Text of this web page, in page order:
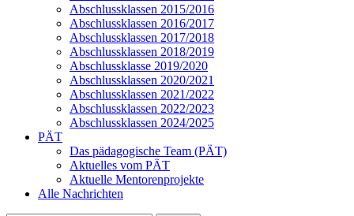
Abschlussklassen 2015/2016
Abschlussklassen 2016/2017
Abschlussklassen 2017/2018
Abschlussklassen 2018/2019
Abschlussklasse 2019/2020
Abschlussklassen 2020/2021
Abschlussklassen 2021/2022
Abschlussklassen 2022/2023
Abschlussklassen 2024/2025
PÄT
Das pädagogische Team (PÄT)
Aktuelles vom PÄT
Aktuelle Mentorenprojekte
Alle Nachrichten